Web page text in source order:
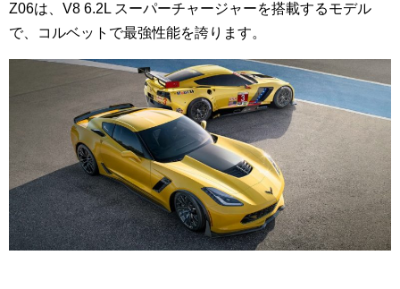
Z06は、V8 6.2L スーパーチャージャーを搭載するモデル
で、コルベットで最強性能を誇ります。